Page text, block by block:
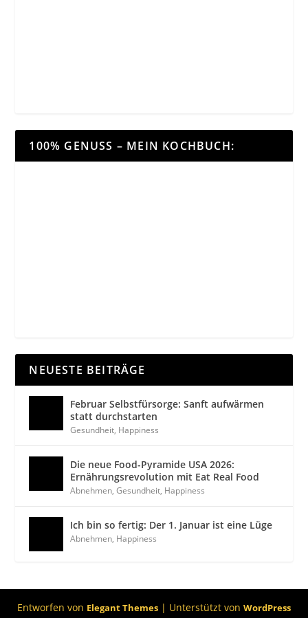
100% GENUSS – MEIN KOCHBUCH:
NEUESTE BEITRÄGE
Februar Selbstfürsorge: Sanft aufwärmen
statt durchstarten
Gesundheit, Happiness
Die neue Food-Pyramide USA 2026:
Ernährungsrevolution mit Eat Real Food
Abnehmen,Gesundheit, Happiness
Ich bin so fertig: Der 1. Januar ist eine Lüge
Abnehmen, Happiness
Entworfen von Elegant Themes | Unterstützt von WordPress